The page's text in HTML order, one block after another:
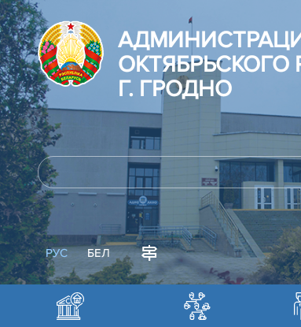
ОКТЯБРЬСКОГО
Г. ГРОДНО
РУС БЕЛ